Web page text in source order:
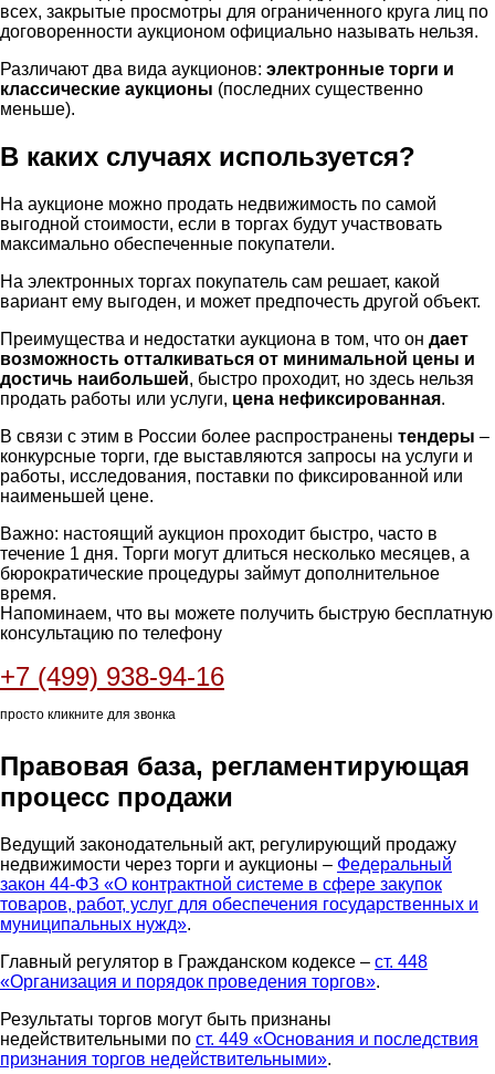
всех, закрытые просмотры для ограниченного круга лиц по
договоренности аукционом официально называть нельзя.
Различают два вида аукционов: электронные торги и
классические аукционы (последних существенно
меньше).
В каких случаях используется?
На аукционе можно продать недвижимость по самой
выгодной стоимости, если в торгах будут участвовать
максимально обеспеченные покупатели.
На электронных торгах покупатель сам решает, какой
вариант ему выгоден, и может предпочесть другой объект.
Преимущества и недостатки аукциона в том, что он дает
возможность отталкиваться от минимальной цены и
достичь наибольшей, быстро проходит, но здесь нельзя
продать работы или услуги, цена нефиксированная.
В связи с этим в России более распространены тендеры –
конкурсные торги, где выставляются запросы на услуги и
работы, исследования, поставки по фиксированной или
наименьшей цене.
Важно: настоящий аукцион проходит быстро, часто в
течение 1 дня. Торги могут длиться несколько месяцев, а
бюрократические процедуры займут дополнительное
время.
Напоминаем, что вы можете получить быструю бесплатную
консультацию по телефону
+7 (499) 938-94-16
просто кликните для звонка
Правовая база, регламентирующая
процесс продажи
Ведущий законодательный акт, регулирующий продажу
недвижимости через торги и аукционы – Федеральный
закон 44-ФЗ «О контрактной системе в сфере закупок
товаров, работ, услуг для обеспечения государственных и
муниципальных нужд».
Главный регулятор в Гражданском кодексе – ст. 448
«Организация и порядок проведения торгов».
Результаты торгов могут быть признаны
недействительными по ст. 449 «Основания и последствия
признания торгов недействительными».